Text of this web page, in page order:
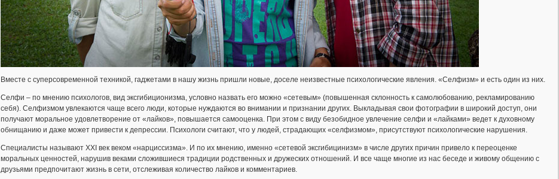
Вместе с суперсовременной техникой, гаджетами в нашу жизнь пришли новые, доселе неизвестные психологические явления. «Селфизм» и есть один из них.
Селфи – по мнению психологов, вид эксгибиционизма, условно назвать его можно «сетевым» (повышенная склонность к самолюбованию, рекламированию
себя). Селфизмом увлекаются чаще всего люди, которые нуждаются во внимании и признании других. Выкладывая свои фотографии в широкий доступ, они
получают моральное удовлетворение от «лайков», повышается самооценка. При этом с виду безобидное увлечение селфи и «лайками» ведет к духовному
обнищанию и даже может привести к депрессии. Психологи считают, что у людей, страдающих «селфизмом», присутствуют психологические нарушения.
Специалисты называют XXI век веком «нарциссизма». И по их мнению, именно «сетевой эксгибицинизм» в числе других причин привело к переоценке
моральных ценностей, нарушив веками сложившиеся традиции родственных и дружеских отношений. И все чаще многие из нас беседе и живому общению с
друзьями предпочитают жизнь в сети, отслеживая количество лайков и комментариев.